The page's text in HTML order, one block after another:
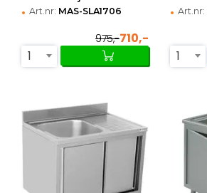
• Art.nr: MAS-SLA1706
975,-710,-
1
• Art.nr:
1